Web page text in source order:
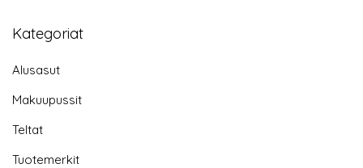
Kategoriat
Alusasut
Makuupussit
Teltat
Tuotemerkit